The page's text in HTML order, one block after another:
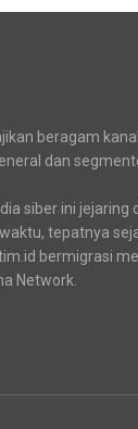
beragam
dan
siber ini jejaring
tepatnya
bermigrasi
Network.